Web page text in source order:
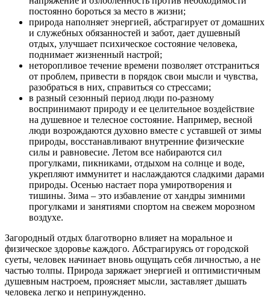
постоянно бороться за место в жизни;
природа наполняет энергией, абстрагирует от домашних
и служебных обязанностей и забот, дает душевный
отдых, улучшает психическое состояние человека,
поднимает жизненный настрой;
неторопливое течение времени позволяет отстраниться
от проблем, привести в порядок свои мысли и чувства,
разобраться в них, справиться со стрессами;
в разный сезонный период люди по-разному
воспринимают природу и ее целительное воздействие
на душевное и телесное состояние. Например, весной
люди возрождаются духовно вместе с уставшей от зимы
природы, восстанавливают внутренние физические
силы и равновесие. Летом все набираются сил
прогулками, пикниками, отдыхом на солнце и воде,
укрепляют иммунитет и наслаждаются сладкими дарами
природы. Осенью настает пора умиротворения и
тишины. Зима – это избавление от хандры зимними
прогулками и занятиями спортом на свежем морозном
воздухе.
Загородный отдых благотворно влияет на моральное и
физическое здоровье каждого. Абстрагируясь от городской
суеты, человек начинает вновь ощущать себя личностью, а не
частью толпы. Природа заряжает энергией и оптимистичным
душевным настроем, проясняет мысли, заставляет дышать
человека легко и непринужденно.